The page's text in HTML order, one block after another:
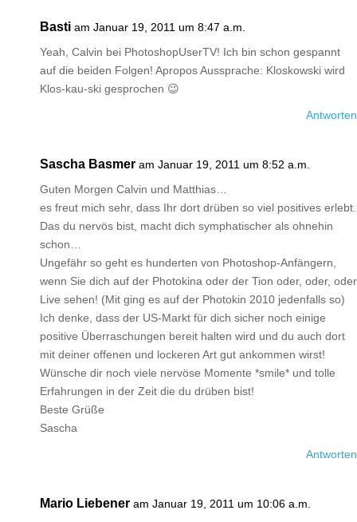
Basti am Januar 19, 2011 um 8:47 a.m.
Yeah, Calvin bei PhotoshopUserTV! Ich bin schon gespannt
auf die beiden Folgen! Apropos Aussprache: Kloskowski wird
Klos-kau-ski gesprochen 😉
Antworten
Sascha Basmer am Januar 19, 2011 um 8:52 a.m.
Guten Morgen Calvin und Matthias…
es freut mich sehr, dass Ihr dort drüben so viel positives erlebt.
Das du nervös bist, macht dich symphatischer als ohnehin
schon…
Ungefähr so geht es hunderten von Photoshop-Anfängern,
wenn Sie dich auf der Photokina oder der Tion oder, oder, oder
Live sehen! (Mit ging es auf der Photokin 2010 jedenfalls so)
Ich denke, dass der US-Markt für dich sicher noch einige
positive Überraschungen bereit halten wird und du auch dort
mit deiner offenen und lockeren Art gut ankommen wirst!
Wünsche dir noch viele nervöse Momente *smile* und tolle
Erfahrungen in der Zeit die du drüben bist!
Beste Grüße
Sascha
Antworten
Mario Liebener am Januar 19, 2011 um 10:06 a.m.